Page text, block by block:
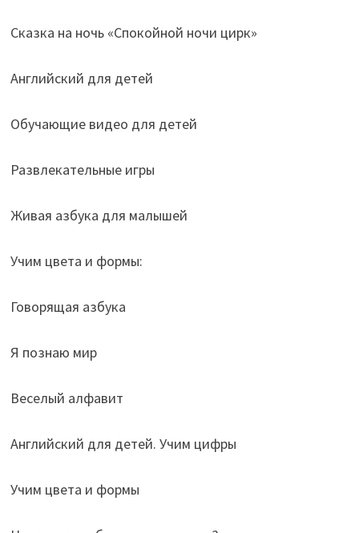
Сказка на ночь «Спокойной ночи цирк»
Английский для детей
Обучающие видео для детей
Развлекательные игры
Живая азбука для малышей
Учим цвета и формы:
Говорящая азбука
Я познаю мир
Веселый алфавит
Английский для детей. Учим цифры
Учим цвета и формы